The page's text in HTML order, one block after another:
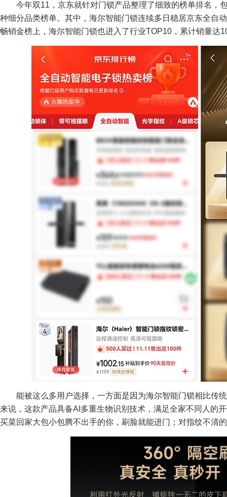
今年双11，京东就针对门锁产品整理了细致的榜单排名，
种细分品类榜单。其中，海尔智能门锁连续多日稳居京东全自
畅销金榜上，海尔智能门锁也进入了行业TOP10，累计销量达
能被这么多用户选择，一方面是因为海尔智能门锁相比传
来说，这款产品具备AI多重生物识别技术，满足全家不同人的
买菜回家大包小包腾不出手的你，刷脸就能进门；对指纹不